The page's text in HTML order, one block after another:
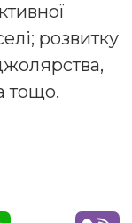
розвитку
тощо.